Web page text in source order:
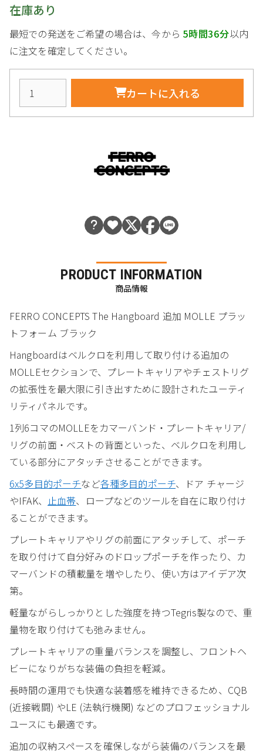
在庫あり
最短での発送をご希望の場合は、今から 5時間36分以内
に注文を確定してください。
カートに入れる
PRODUCT INFORMATION
商品情報
FERRO CONCEPTS The Hangboard 追加 MOLLE プラッ
トフォーム ブラック
Hangboardはベルクロを利用して取り付ける追加の
MOLLEセクションで、プレートキャリアやチェストリグ
の拡張性を最大限に引き出すために設計されたユーティ
リティパネルです。
1列6コマのMOLLEをカマーバンド・プレートキャリア/
リグの前面・ベストの背面といった、ベルクロを利用し
ている部分にアタッチさせることができます。
6x5多目的ポーチなど各種多目的ポーチ、ドア チャージ
やIFAK、
止血帯、ロープなどのツールを自在に取り付け
ることができます。
プレートキャリアやリグの前面にアタッチして、ポーチ
を取り付けて自分好みのドロップポーチを作ったり、カ
マーバンドの積載量を増やしたり、使い方はアイデア次
第。
軽量ながらしっかりとした強度を持つTegris製なので、重
量物を取り付けても弛みません。
プレートキャリアの重量バランスを調整し、フロントヘ
ビーになりがちな装備の負担を軽減。
長時間の運用でも快適な装着感を維持できるため、CQB
(近接戦闘) やLE (法執行機関) などのプロフェッショナル
ユースにも最適です。
追加の収納スペースを確保しながら装備のバランスを最